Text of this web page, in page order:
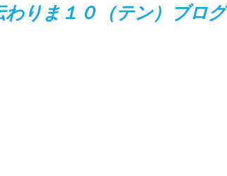
わりま１０（テン） ブログ